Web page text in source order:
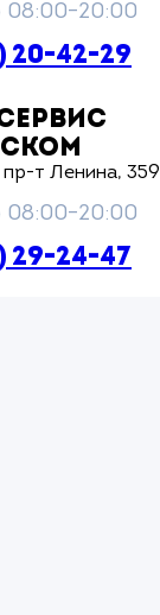
08:00–20:00
20-42-29
пр-т Ленина, 359
08:00–20:00
29-24-47